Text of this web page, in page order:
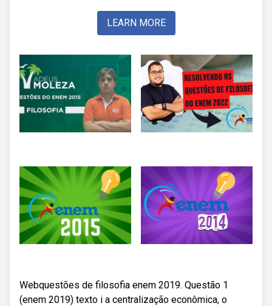
LEARN MORE
Webquestões de filosofia enem 2019. Questão 1
(enem 2019) texto i a centralização econômica, o